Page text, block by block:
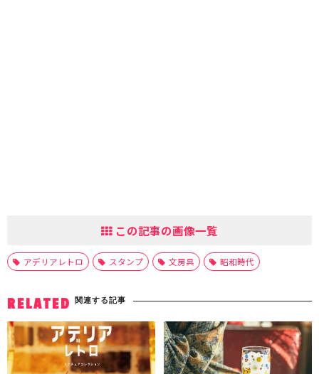
この記事の画像一覧
アデリアレトロ スタンプ 文房具 昭和時代
RELATED 関連する記事